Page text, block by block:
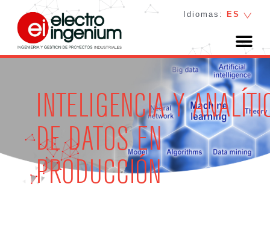
Idiomas: ES
INTELIGENCIA Y
DE DATOS EN
PRODUCCIÓN